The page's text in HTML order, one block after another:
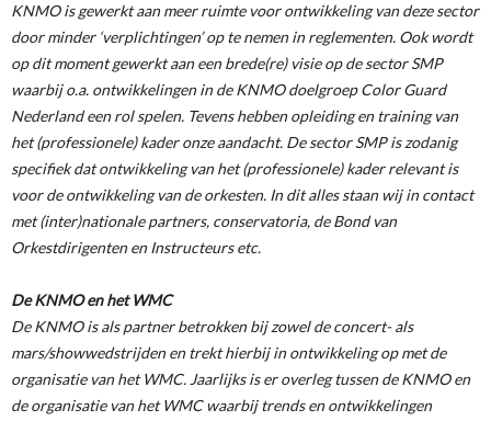
KNMO is gewerkt aan meer ruimte voor ontwikkeling van deze sector
door minder ‘verplichtingen’ op te nemen in reglementen. Ook wordt
op dit moment gewerkt aan een brede(re) visie op de sector SMP
waarbij o.a. ontwikkelingen in de KNMO doelgroep Color Guard
Nederland een rol spelen. Tevens hebben opleiding en training van
het (professionele) kader onze aandacht. De sector SMP is zodanig
specifiek dat ontwikkeling van het (professionele) kader relevant is
voor de ontwikkeling van de orkesten. In dit alles staan wij in contact
met (inter)nationale partners, conservatoria, de Bond van
Orkestdirigenten en Instructeurs etc.
De KNMO en het WMC
De KNMO is als partner betrokken bij zowel de concert- als
mars/showwedstrijden en trekt hierbij in ontwikkeling op met de
organisatie van het WMC. Jaarlijks is er overleg tussen de KNMO en
de organisatie van het WMC waarbij trends en ontwikkelingen